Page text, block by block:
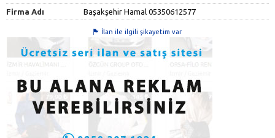
Firma Adı
Başakşehir Hamal 05350612577
İlan ile ilgili şikayetim var